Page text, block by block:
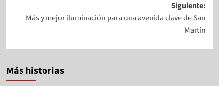
Siguiente:
Más y mejor iluminación para una avenida clave de San
Martín
Más historias